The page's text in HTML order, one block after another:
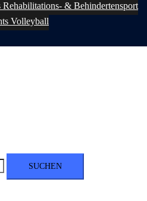
Rehabilitations- & Behindertensport
Volleyball